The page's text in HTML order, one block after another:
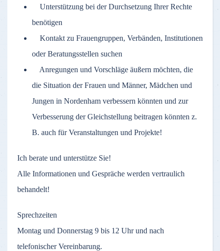
Unterstützung bei der Durchsetzung Ihrer Rechte
benötigen
Kontakt zu Frauengruppen, Verbänden, Institutionen
oder Beratungsstellen suchen
Anregungen und Vorschläge äußern möchten, die
die Situation der Frauen und Männer, Mädchen und
Jungen in Nordenham verbessern könnten und zur
Verbesserung der Gleichstellung beitragen könnten z.
B. auch für Veranstaltungen und Projekte!
Ich berate und unterstütze Sie!
Alle Informationen und Gespräche werden vertraulich
behandelt!
Sprechzeiten
Montag und Donnerstag 9 bis 12 Uhr und nach
telefonischer Vereinbarung.